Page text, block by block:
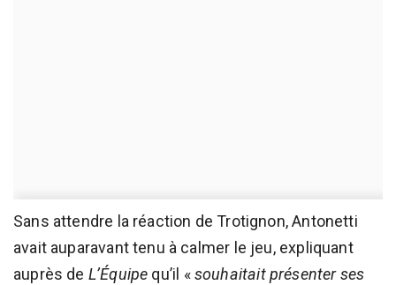
Sans attendre la réaction de Trotignon, Antonetti
avait auparavant tenu à calmer le jeu, expliquant
auprès de L’Équipe qu’il «souhaitait présenter ses